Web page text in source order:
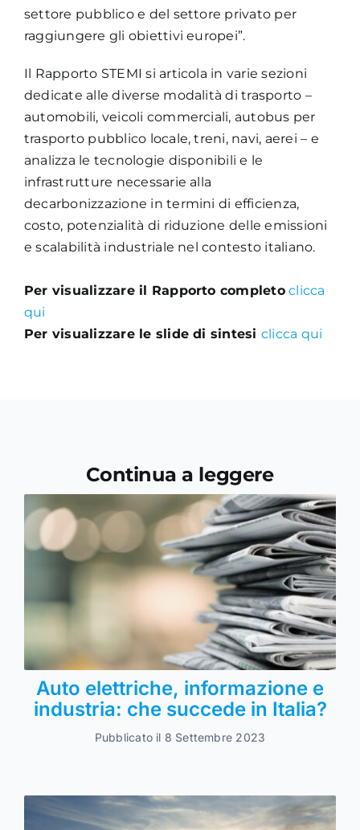
settore pubblico e del settore privato per
raggiungere gli obiettivi europei”.
Il Rapporto STEMI si articola in varie sezioni
dedicate alle diverse modalità di trasporto –
automobili, veicoli commerciali, autobus per
trasporto pubblico locale, treni, navi, aerei – e
analizza le tecnologie disponibili e le
infrastrutture necessarie alla
decarbonizzazione in termini di efficienza,
costo, potenzialità di riduzione delle emissioni
e scalabilità industriale nel contesto italiano.
Per visualizzare il Rapporto completo clicca
qui
Per visualizzare le slide di sintesi clicca qui
Continua a leggere
Auto elettriche, informazione e
industria: che succede in Italia?
Pubblicato il 8 Settembre 2023